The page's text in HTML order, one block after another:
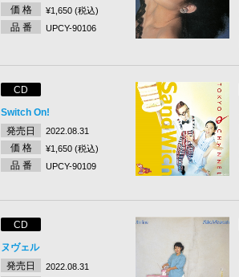
価 格 ¥1,650 (税込)
品 番 UPCY-90106
CD
Switch On!
発売日
2022.08.31
価 格 ¥1,650 (税込)
品 番 UPCY-90109
CD
ヌヴェル
発売日
2022.08.31